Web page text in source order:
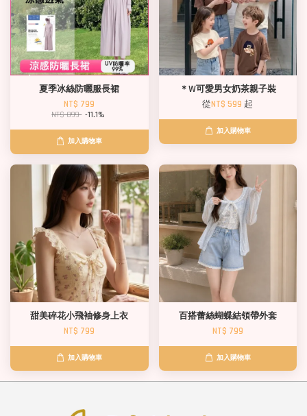
夏季冰絲防曬服長裙
NT$ 799
NT$ 899 -11.1%
加入購物車
＊W可愛男女奶茶親子裝
從NT$ 599 起
加入購物車
甜美碎花小飛袖修身上衣
NT$ 799
加入購物車
百搭蕾絲蝴蝶結領帶外套
NT$ 799
加入購物車